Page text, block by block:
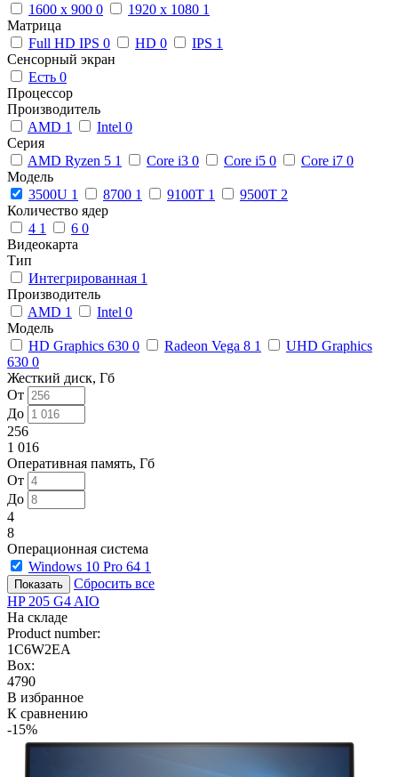
1600 x 900 0 1920 x 1080 1
Матрица
Full HD IPS 0 HD 0 IPS 1
Сенсорный экран
Есть 0
Процессор
Производитель
AMD 1 Intel 0
Серия
AMD Ryzen 5 1 Core i3 0 Core i5 0 Core i7 0
Модель
3500U 1 8700 1 9100T 1 9500T 2
Количество ядер
4 1 6 0
Видеокарта
Тип
Интегрированная 1
Производитель
AMD 1 Intel 0
Модель
HD Graphics 630 0 Radeon Vega 8 1
UHD Graphics
630 0
Жесткий диск, Гб
От
До
256
1 016
Оперативная память, Гб
От
До
4
8
Операционная система
Windows 10 Pro 64 1
Сбросить все
HP 205 G4 AIO
На складе
Product number:
1C6W2EA
Box:
4790
В избранное
К сравнению
-15%